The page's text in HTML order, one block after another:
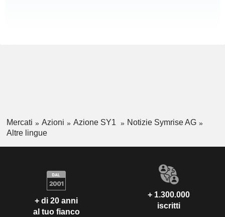
Mercati Azioni Azione SY1
Notizie Symrise AG
Altre lingue
+ di 20 anni
al tuo fianco
+ 1.300.000
iscritti